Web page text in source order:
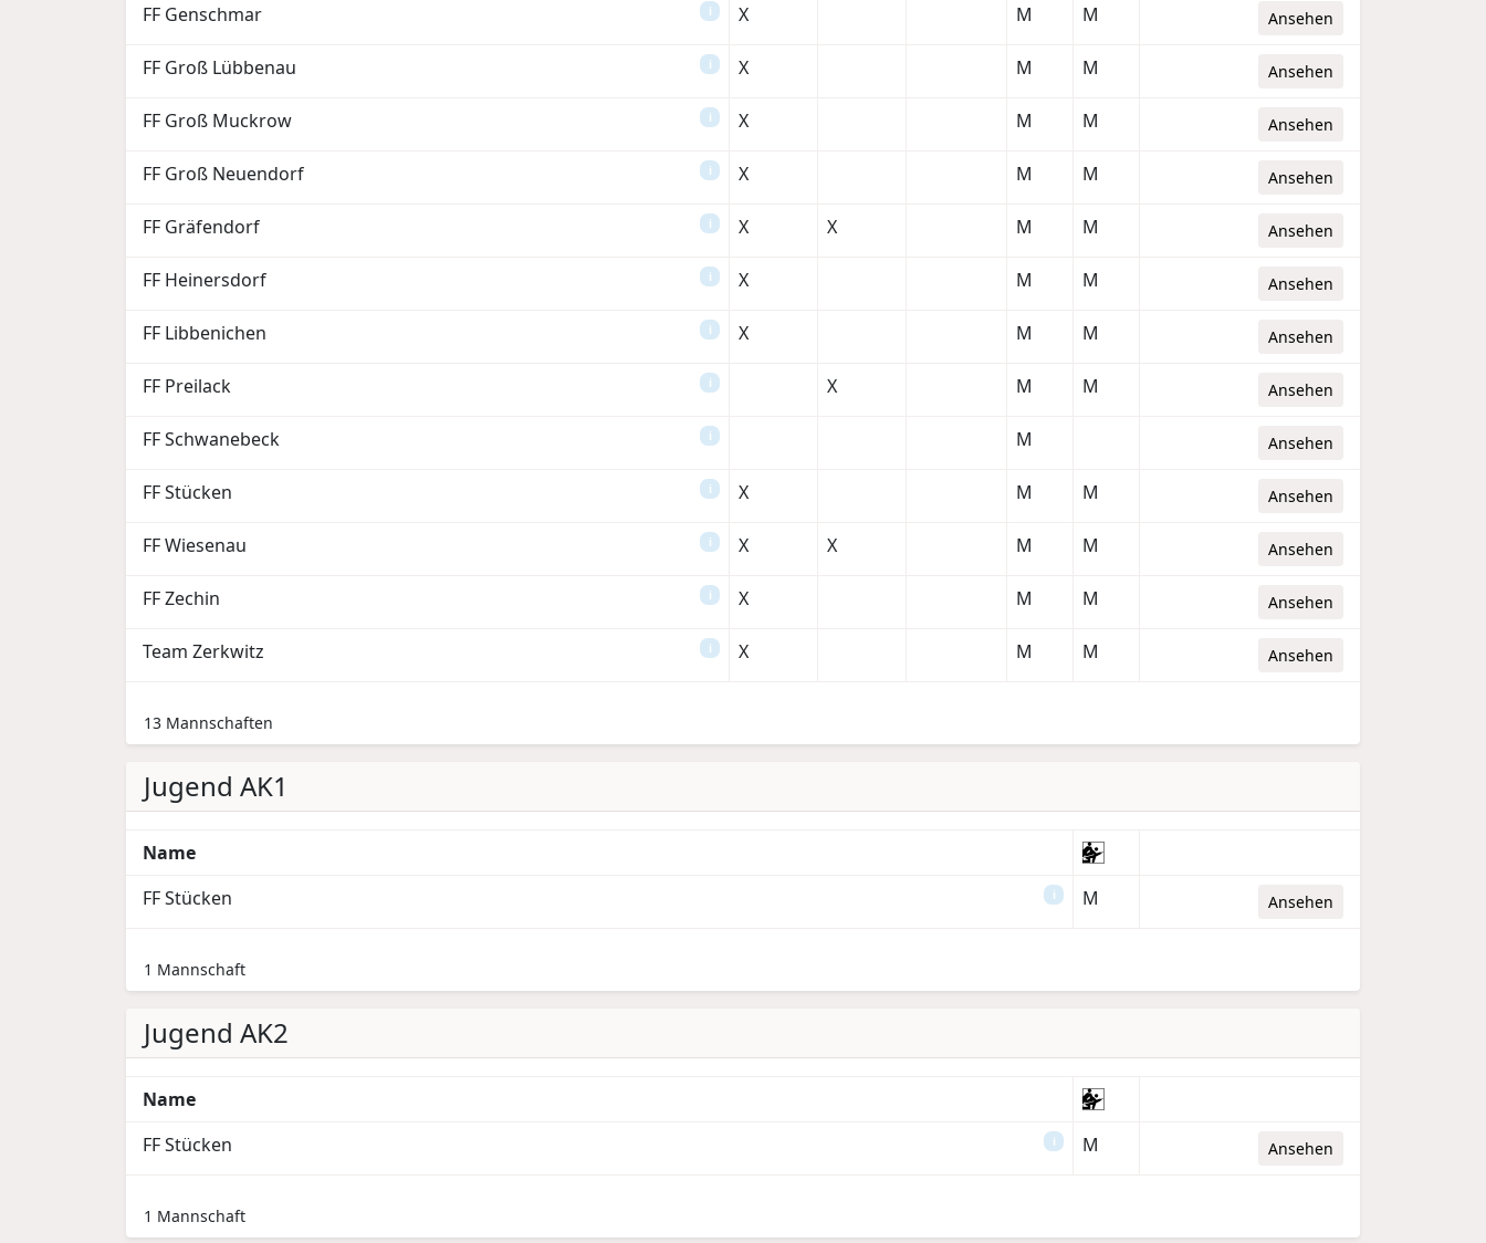
FF Genschmar i X M M Ansehen
FF Groß Lübbenau i X M M Ansehen
FF Groß Muckrow i X M M Ansehen
FF Groß Neuendorf i X M M Ansehen
FF Gräfendorf i X X M M Ansehen
FF Heinersdorf i X M M Ansehen
FF Libbenichen i X M M Ansehen
FF Preilack i X M M Ansehen
FF Schwanebeck i M Ansehen
FF Stücken i X M M Ansehen
FF Wiesenau i X X M M Ansehen
FF Zechin i X M M Ansehen
Team Zerkwitz i X M M Ansehen
13 Mannschaften
Jugend AK1
Name
FF Stücken
i M Ansehen
1 Mannschaft
Jugend AK2
Name
FF Stücken
i M Ansehen
1 Mannschaft